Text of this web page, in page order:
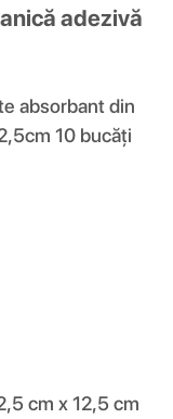
adezivă
cm x 12,5 cm